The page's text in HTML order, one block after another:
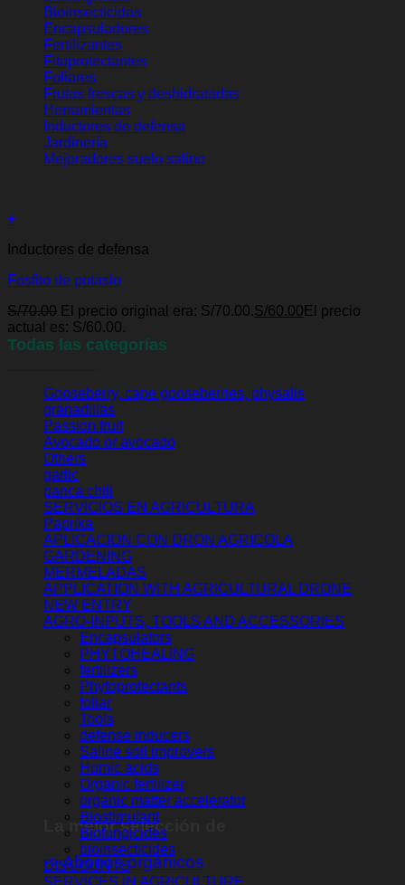
La mejor selección de
-> Abonos orgánicos
Buscar por:
No hay productos en el carrito.
Volver a la tienda
Carrito
No hay productos en el carrito.
Volver a la tienda
+
Inductores de defensa
Fosfito de potasio
S/70.00 El precio original era: S/70.00.S/60.00 El precio
actual es: S/60.00.
Todas las categorías
Gooseberry, cape gooseberries, physalis
granadillas
Passion fruit
Avocado or avocado
Others
garlic
panca chili
SERVICIOS EN AGRICULTURA
Paprika
APLICACION CON DRON AGRICOLA
GARDENING
MERMELADAS
APPLICATION WITH AGRICULTURAL DRONE
NEW ENTRY
AGRO-INPUTS, TOOLS AND ACCESSORIES
Encapsulators
PHYTOHEALING
fertilizers
Phytoprotectants
foliar
Tools
defense inducers
Saline soil improvers
Humic acids
Organic fertilizer
organic matter accelerator
Biostimulant
Biofungicides
bioinsecticides
DISCOUNTS
SERVICES IN AGRICULTURE